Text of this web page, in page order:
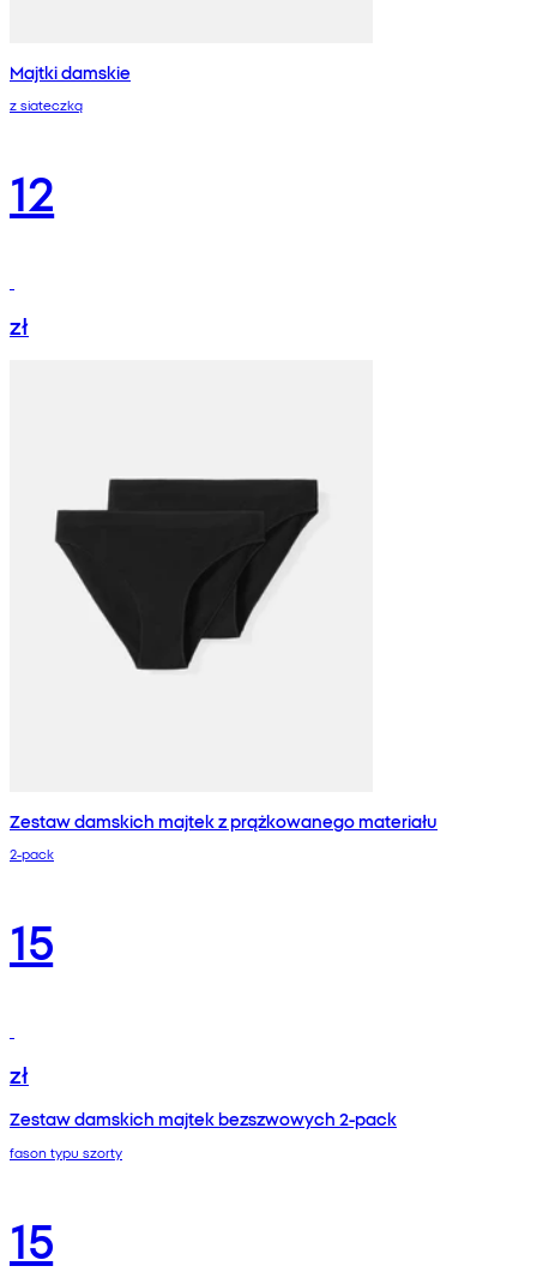
Majtki damskie
z siateczką
12
zł
Zestaw damskich majtek z prążkowanego materiału
2-pack
15
zł
Zestaw damskich majtek bezszwowych 2-pack
fason typu szorty
15